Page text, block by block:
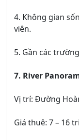
4. Không gian
viên.
5. Gần các
7. River
Vị trí: Đường
Giá thuê: 7 – 16